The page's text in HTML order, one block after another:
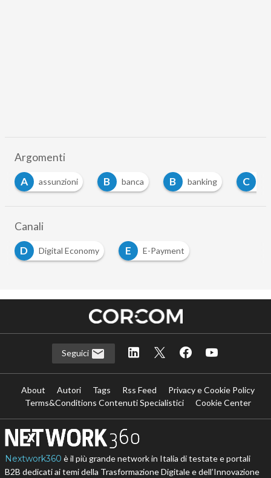
Argomenti
B banca B banking C commissioni
Canali
D
Digital Economy E E-Payment
Seguici
About Autori Tags Rss Feed
Privacy e Cookie Policy
Terms&Conditions Contenuti Specialistici
Cookie Center
Nextwork360 è il più grande network in Italia di testate e portali
B2B dedicati ai temi della Trasformazione Digitale e dell’Innovazione